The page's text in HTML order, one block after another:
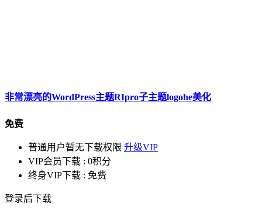
非常漂亮的WordPress主题RIpro子主题logohe美化
免费
普通用户暂无下载权限 升级VIP
VIP会员下载 : 0积分
终身VIP下载 : 免费
登录后下载